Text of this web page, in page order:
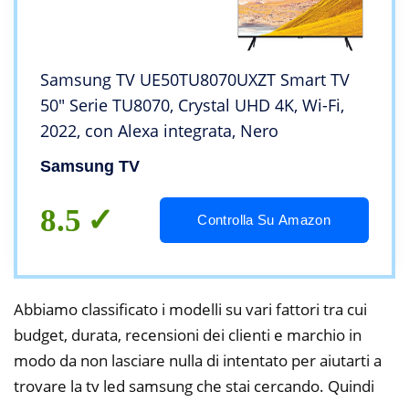
Samsung TV UE50TU8070UXZT Smart TV
50″ Serie TU8070, Crystal UHD 4K, Wi-Fi,
2022, con Alexa integrata, Nero
Samsung TV
8.5 Controlla Su Amazon
Abbiamo classificato i modelli su vari fattori tra cui
budget, durata, recensioni dei clienti e marchio in
modo da non lasciare nulla di intentato per aiutarti a
trovare la tv led samsung che stai cercando. Quindi